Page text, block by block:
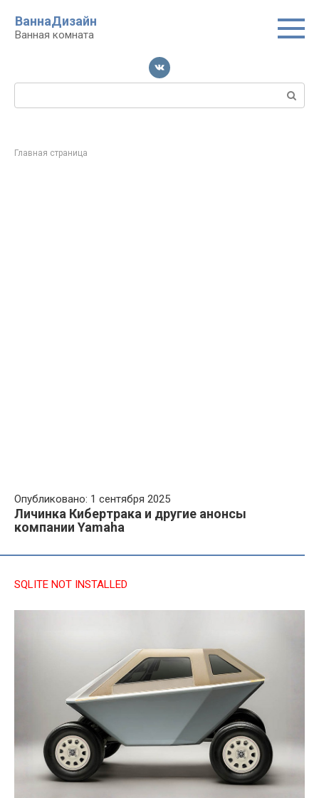
контенту
ВаннаДизайн
Ванная комната
Поиск:
Главная страница
Опубликовано: 1 сентября 2025
Личинка Кибертрака и другие анонсы
компании Yamaha
SQLITE NOT INSTALLED